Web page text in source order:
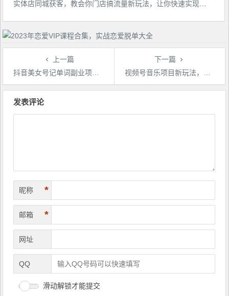
上一篇
抖音美女号记单词副业项目，日赚300+，一部手机就能轻松操作【揭秘】
下一篇
视频号音乐项目新玩法，利润超高绿色合规，矩阵放大收益可翻N倍
文
发表评论
昵称 *
邮箱 *
网址
QQ
滑动解锁才能提交